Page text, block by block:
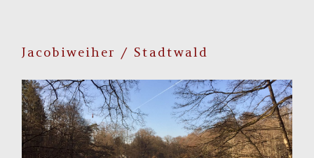
Jacobiweiher / Stadtwald